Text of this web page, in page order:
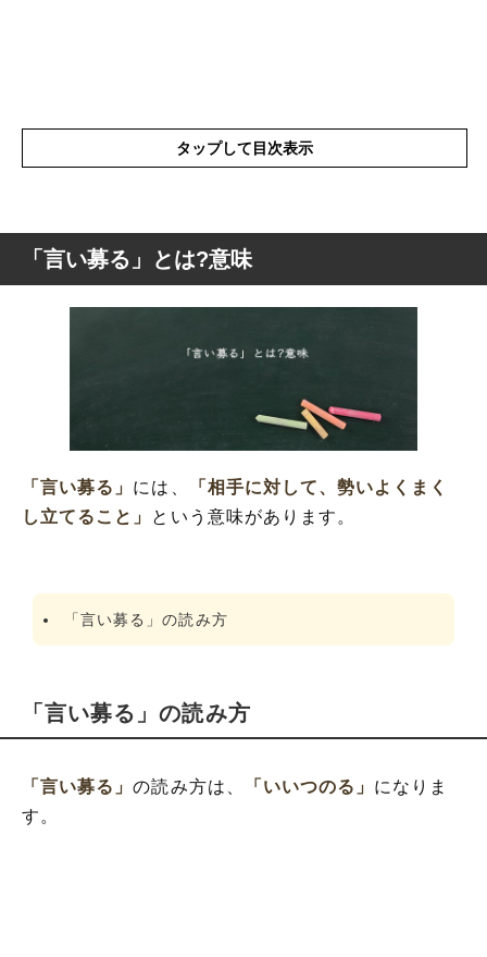
タップして目次表示
「言い募る」とは?意味
「言い募る」の類語や類義語・言い換え
「言い募る」とは?意味
「言い募る」 には、
「相手に対して、勢いよくまく
し立てること」 という意味があります。
「言い募る」の読み方
「言い募る」の読み方
「言い募る」の読み方は、 「いいつのる」 になりま
す。